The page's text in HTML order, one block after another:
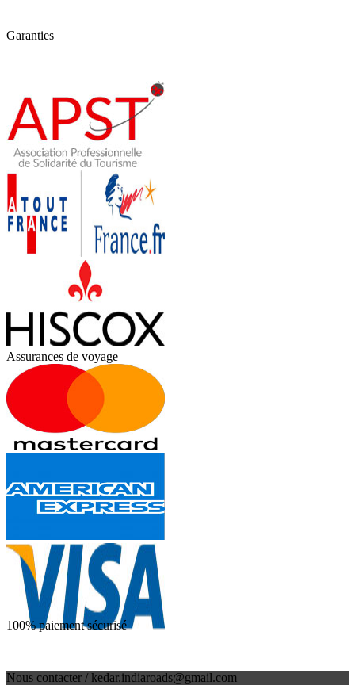
Garanties
Assurances de voyage
100% paiement sécurisé
Nous contacter / kedar.indiaroads@gmail.com